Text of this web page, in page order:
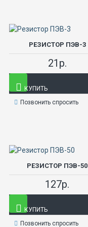
РЕЗИСТОР ПЭВ-3
21р.
КУПИТЬ
Позвонить спросить
РЕЗИСТОР ПЭВ-50
127р.
КУПИТЬ
Позвонить спросить